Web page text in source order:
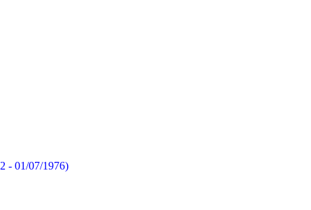
- 01/07/1976)